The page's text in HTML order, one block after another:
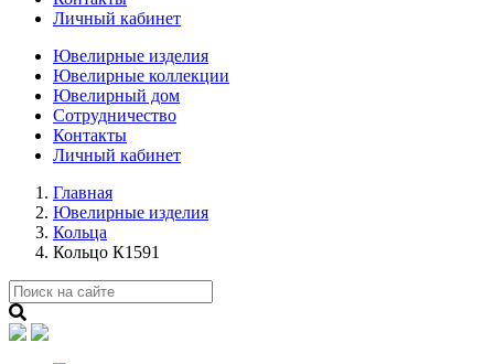
Личный кабинет
Ювелирные изделия
Ювелирные коллекции
Ювелирный дом
Сотрудничество
Контакты
Личный кабинет
Главная
Ювелирные изделия
Кольца
Кольцо К1591